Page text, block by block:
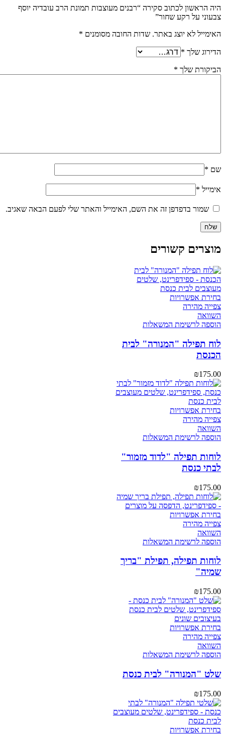
היה הראשון לכתוב סקירה “רבנים מעוצבות תמונת הרב עובדיה יוסף
צבעוני על רקע שחור”
האימייל לא יוצג באתר. שדות החובה מסומנים *
הדירוג שלך *
הביקורת שלך *
שם *
אימייל *
שמור בדפדפן זה את השם, האימייל והאתר שלי לפעם הבאה שאגיב.
מוצרים קשורים
בחירת אפשרויות
צפייה מהירה
השוואה
הוספה לרשימת המשאלות
לוח תפילה "המנורה" לבית
הכנסת
₪175.00
בחירת אפשרויות
צפייה מהירה
השוואה
הוספה לרשימת המשאלות
לוחות תפילה "לדוד מזמור"
לבתי כנסת
₪175.00
בחירת אפשרויות
צפייה מהירה
השוואה
הוספה לרשימת המשאלות
לוחות תפילה, תפילת "בריך
שמיה"
₪175.00
בחירת אפשרויות
צפייה מהירה
השוואה
הוספה לרשימת המשאלות
שלט "המנורה" לבית כנסת
₪175.00
בחירת אפשרויות